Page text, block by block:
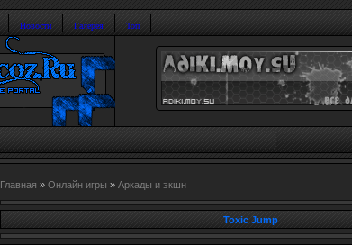
Новости Галерея Топ
Главная » Онлайн игры » Аркады и экшн
Toxic Jump